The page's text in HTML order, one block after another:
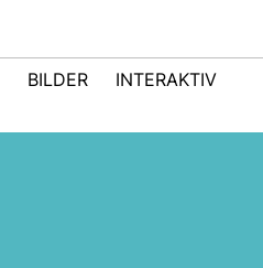
BILDER INTERAKTIV